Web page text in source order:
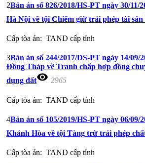
2Bản án số 826/2018/HS-PT ngày 30/11/
Hà Nội về tội Chiếm giữ trái phép tài sản
Cấp tòa án: TAND cấp tỉnh
3Bản án số 244/2017/DS-PT ngày 14/
Đồng Tháp về Tranh chấp hợp đồng
dụng đấtvisibility 2965
Cấp tòa án: TAND cấp tỉnh
4Bản án số 105/2019/HS-PT ngày 06/
Khánh Hòa về tội Tàng trữ trái phép
Cấp tòa án: TAND cấp tỉnh